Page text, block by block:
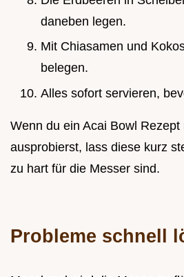
daneben legen.
Mit Chiasamen und
belegen.
Alles sofort servieren,
Wenn du ein Acai Bowl Rezept
ausprobierst, lass diese kurz
zu hart für die Messer sind.
Probleme schnell